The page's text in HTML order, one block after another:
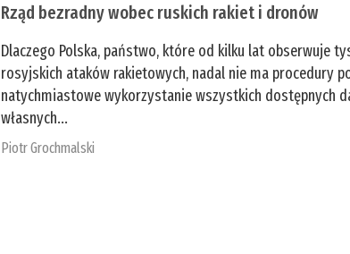
Rząd bezradny wobec ruskich rakiet i dronów
Dlaczego Polska, państwo, które od kilku lat obserwuje
rosyjskich ataków rakietowych, nadal nie ma procedury
natychmiastowe wykorzystanie wszystkich dostępnych
własnych...
Piotr Grochmalski